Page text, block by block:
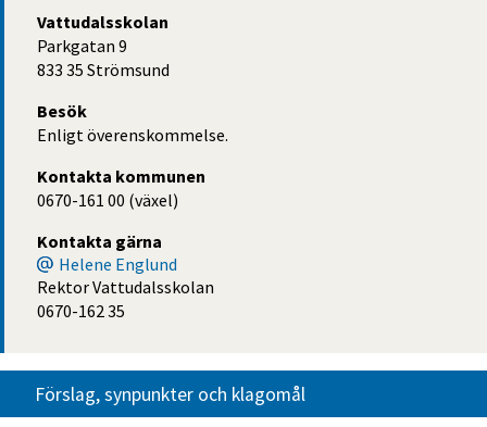
Vattudalsskolan
Parkgatan 9
833 35 Strömsund
Besök
Enligt överenskommelse.
Kontakta kommunen
0670-161 00 (växel)
Kontakta gärna
Helene Englund
Rektor Vattudalsskolan
0670-162 35
Förslag, synpunkter och klagomål